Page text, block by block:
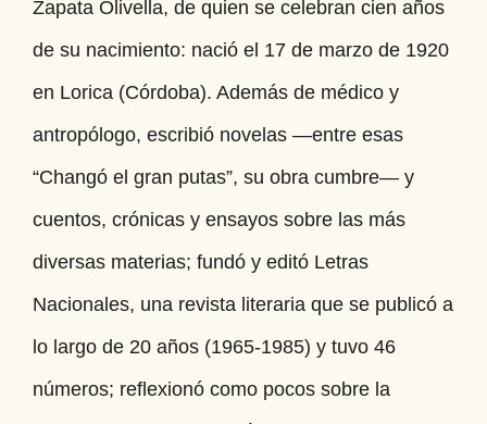
Zapata Olivella, de quien se celebran cien años
de su nacimiento: nació el 17 de marzo de 1920
en Lorica (Córdoba). Además de médico y
antropólogo, escribió novelas —entre esas
“Changó el gran putas”, su obra cumbre— y
cuentos, crónicas y ensayos sobre las más
diversas materias; fundó y editó Letras
Nacionales, una revista literaria que se publicó a
lo largo de 20 años (1965-1985) y tuvo 46
números; reflexionó como pocos sobre la